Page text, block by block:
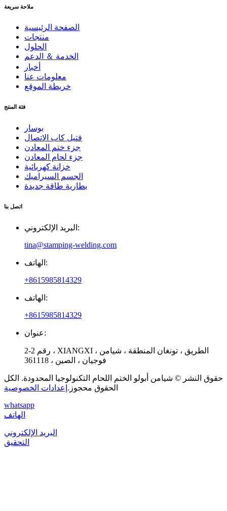
ملاحة سريعة
الصفحة الرئيسية
منتجات
الحلول
الخدمة ＆ الدعم
أخبار
معلومات عنا
خريطة الموقع
فئة المنتج
بوسار
فتيل كاب الاتصال
جزء ختم المعادن
جزء لحام المعادن
خزانة كهربائية
الجسم السيراميك
بطارية طاقة جديدة
اتصل بنا
البريد الإلكتروني:
tina@stamping-welding.com
الهاتف:
+8615985814329
الهاتف:
+8615985814329
عنوان:
رقم 2-2 ، XIANGXI الطريق ، تونغان المنطقة ، شيامن ،
فوجيان ، الصين ، 361118
حقوق النشر © شيامن أبولو الختم اللحام التكنولوجيا المحدودة. الكل
الحقوق محجوز. إعدادات الخصوصية
whatsapp
الهاتف
البريد الإلكتروني
التحقيق